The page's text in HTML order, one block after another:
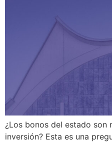
¿Los bonos del estado son
inversión? Esta es una